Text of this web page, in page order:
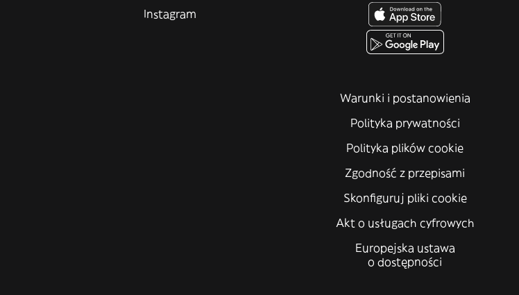
Instagram
Warunki i postanowienia
Polityka prywatności
Polityka plików cookie
Zgodność z przepisami
Skonfiguruj pliki cookie
Akt o usługach cyfrowych
Europejska ustawa
o dostępności